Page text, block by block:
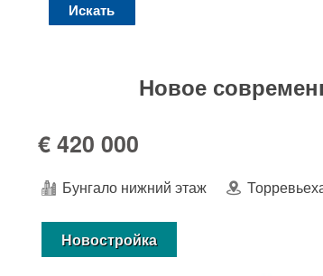
Искать
Новое
€ 420 000
Бунгало нижний этаж
Новостройка